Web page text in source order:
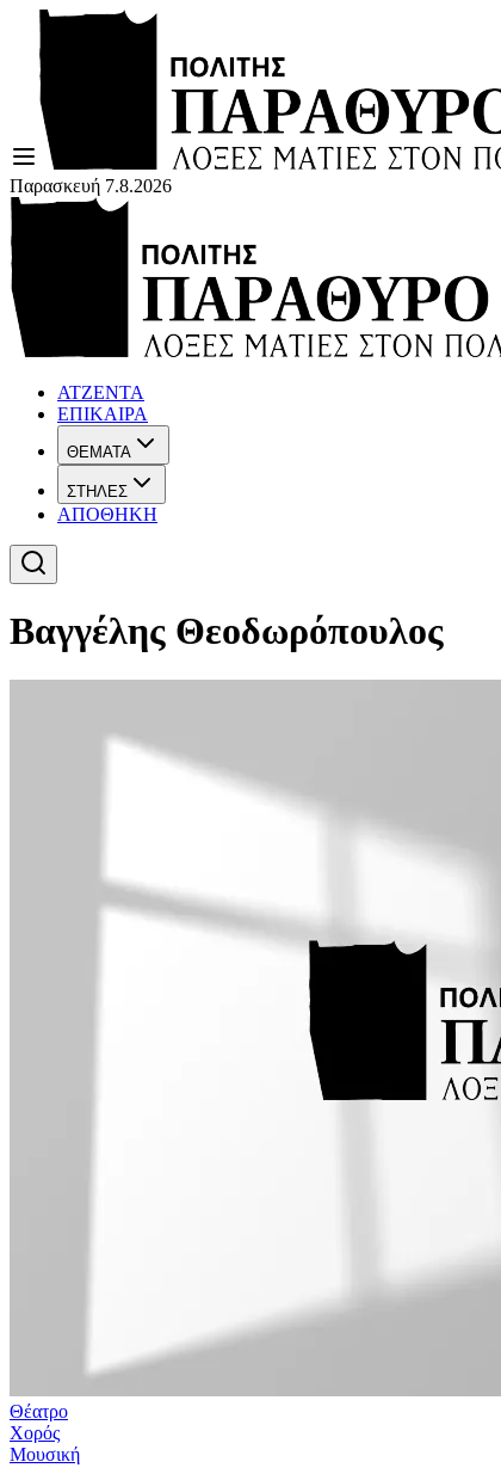
Παρασκευή 7.8.2026
ΑΤΖΕΝΤΑ
ΕΠΙΚΑΙΡΑ
ΘΕΜΑΤΑ
ΣΤΗΛΕΣ
ΑΠΟΘΗΚΗ
Βαγγέλης Θεοδωρόπουλος
Θέατρο
Χορός
Μουσική